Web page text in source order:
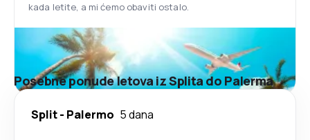
kada letite, a mi ćemo obaviti ostalo.
Posebne ponude letova iz Splita do Palerma
Split- Palermo 5 dana